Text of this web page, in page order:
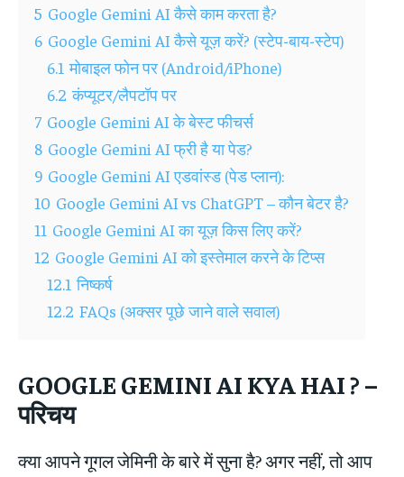
5 Google Gemini AI कैसे काम करता है?
6 Google Gemini AI कैसे यूज़ करें? (स्टेप-बाय-स्टेप)
6.1 मोबाइल फोन पर (Android/iPhone)
6.2 कंप्यूटर/लैपटॉप पर
7 Google Gemini AI के बेस्ट फीचर्स
8 Google Gemini AI फ्री है या पेड?
9 Google Gemini AI एडवांस्ड (पेड प्लान):
10 Google Gemini AI vs ChatGPT – कौन बेटर है?
11 Google Gemini AI का यूज़ किस लिए करें?
12 Google Gemini AI को इस्तेमाल करने के टिप्स
12.1 निष्कर्ष
12.2 FAQs (अक्सर पूछे जाने वाले सवाल)
GOOGLE GEMINI AI KYA HAI ? –
परिचय
क्या आपने गूगल जेमिनी के बारे में सुना है? अगर नहीं, तो आप